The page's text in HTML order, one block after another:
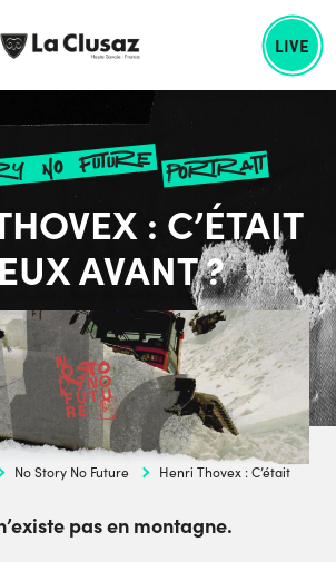
LIVE
no future portrait
: C’ÉTAIT
AVANT ?
No Story No Future
Henri Thovex : C’était
pas en montagne.